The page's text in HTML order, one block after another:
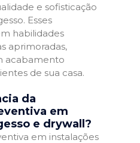
e sofisticação
Esses
habilidades
aprimoradas,
acabamento
de sua casa.
da
em
e drywall?
em instalações